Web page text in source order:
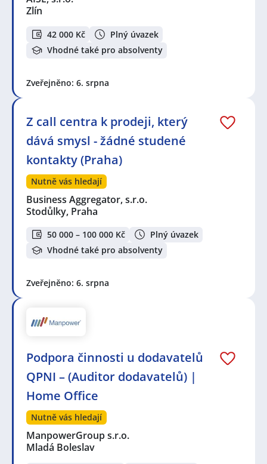
Zlín
42 000 Kč
Plný úvazek
Vhodné také pro absolventy
Zveřejněno: 6. srpna
Z call centra k prodeji, který
dává smysl - žádné studené
kontakty (Praha)
Nutně vás hledají
Business Aggregator, s.r.o.
Stodůlky, Praha
50 000 – 100 000 Kč
Plný úvazek
Vhodné také pro absolventy
Zveřejněno: 6. srpna
Podpora činnosti u dodavatelů
QPNI – (Auditor dodavatelů) |
Home Office
Nutně vás hledají
ManpowerGroup s.r.o.
Mladá Boleslav